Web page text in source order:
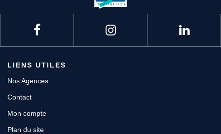
LIENS UTILES
Nos Agences
Contact
Mon compte
Plan du site